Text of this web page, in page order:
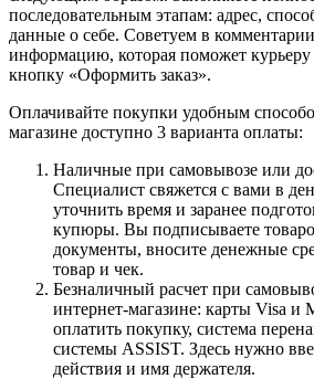
последовательным этапам: адрес,
данные о себе. Советуем в комментарии
информацию, которая поможет
кнопку «Оформить заказ».
Оплачивайте покупки удобным
магазине доступно 3 варианта оплаты:
Наличные при самовывозе или
Специалист свяжется с вами в
уточнить время и заранее
купюры. Вы подписываете
документы, вносите денежные
товар и чек.
Безналичный расчет при
интернет-магазине: карты Visa и
оплатить покупку, система
системы ASSIST. Здесь нужно
действия и имя держателя.